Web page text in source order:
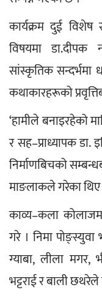
कार्यक्रम दुई विशेष
विषयमा डा.दीपक
सांस्कृतिक सन्दर्भमा
कथाकारहरूको
‘हामीले बनाइरहेको
र सह–प्राध्यापक डा.
निर्माणबिचको
माङलाकले गरेका थिए
काव्य–कला
गरे । निमा
ग्याबा, लीला मगर,
भट्टराई र बाली